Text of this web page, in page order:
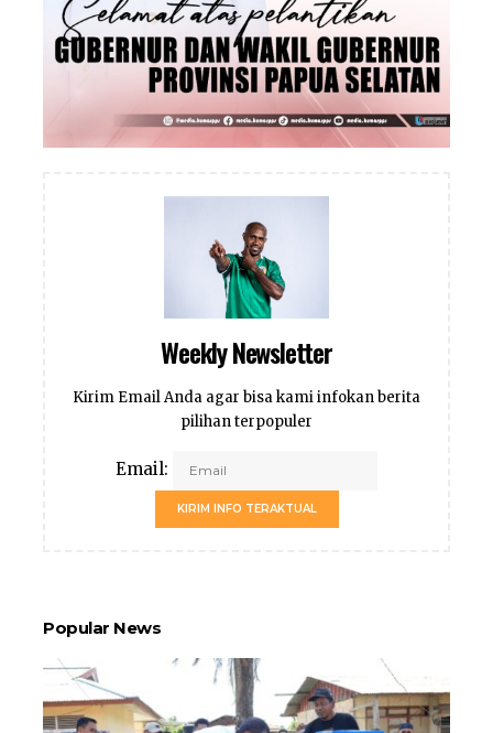
Weekly Newsletter
Kirim Email Anda agar bisa kami infokan berita
pilihan terpopuler
Email:
KIRIM INFO TERAKTUAL
Popular News